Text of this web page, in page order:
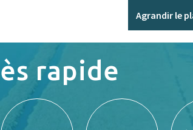
Agrandir le
rapide